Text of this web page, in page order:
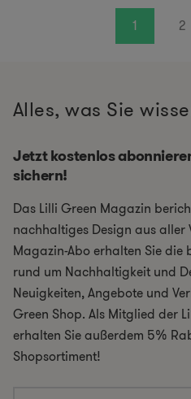
1 2
Alles, was Sie
Jetzt kostenlos
sichern!
Das Lilli Green Magazin
nachhaltiges Design aus aller
Magazin-Abo erhalten Sie die
rund um Nachhaltigkeit und
Neuigkeiten, Angebote und
Green Shop. Als Mitglied der
erhalten Sie außerdem 5%
Shopsortiment!